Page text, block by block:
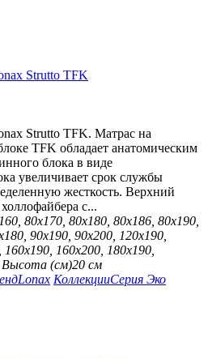
Strutto TFK
Strutto TFK. Матрас на
TFK обладает анатомическим
блока в виде
увеличивает срок службы
жесткость. Верхний
с...
80х170, 80х180, 80х186, 80х190,
90х190, 90х200, 120х190,
160х200, 180х190,
Высота (см)20 см
Lonax КоллекцииСерия Эко